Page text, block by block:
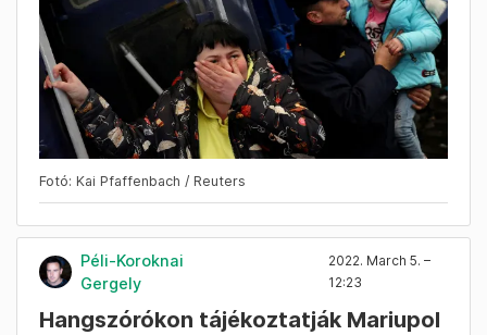
Fotó: Kai Pfaffenbach / Reuters
Péli-Koroknai
Gergely
2022. March 5. –
12:23
Hangszórókon tájékoztatják Mariupol